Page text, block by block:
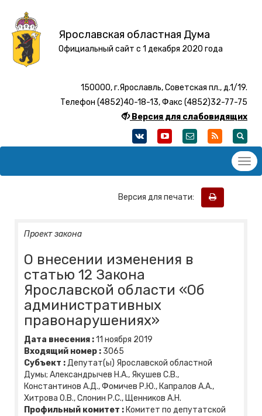
Ярославская областная Дума
Официальный сайт с 1 декабря 2020 года
150000, г.Ярославль, Советская пл., д.1/19.
Телефон (4852)40-18-13, Факс (4852)32-77-75
Версия для слабовидящих
Версия для печати:
Проект закона
О внесении изменения в
статью 12 Закона
Ярославской области «Об
административных
правонарушениях»
Дата внесения :11 ноября 2019
Входящий номер : 3065
Субъект :Депутат(ы) Ярославской областной
Думы; Александрычев Н.А., Якушев С.В.,
Константинов А.Д., Фомичев Р.Ю., Капралов А.А.,
Хитрова О.В., Слонин Р.С., Щенников А.Н.
Профильный комитет : Комитет по депутатской